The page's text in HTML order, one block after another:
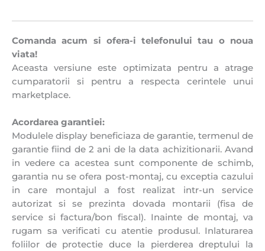
Comanda acum si ofera-i telefonului tau o noua
viata!
Aceasta versiune este optimizata pentru a atrage
cumparatorii si pentru a respecta cerintele unui
marketplace.
Acordarea garantiei:
Modulele display beneficiaza de garantie, termenul de
garantie fiind de 2 ani de la data achizitionarii. Avand
in vedere ca acestea sunt componente de schimb,
garantia nu se ofera post-montaj, cu exceptia cazului
in care montajul a fost realizat intr-un service
autorizat si se prezinta dovada montarii (fisa de
service si factura/bon fiscal). Inainte de montaj, va
rugam sa verificati cu atentie produsul. Inlaturarea
foliilor de protectie duce la pierderea dreptului la